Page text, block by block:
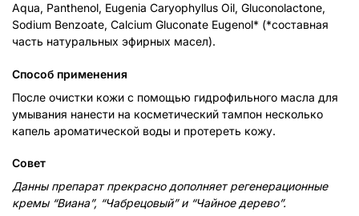
Aqua, Panthenol, Eugenia Caryophyllus Oil, Gluconolactone,
Sodium Benzoate, Calcium Gluconate Eugenol* (*составная
часть натуральных эфирных масел).
Способ применения
После очистки кожи с помощью гидрофильного масла для
умывания нанести на косметический тампон несколько
капель ароматической воды и протереть кожу.
Совет
Данны препарат прекрасно дополняет регенерационные
кремы “Виана”, “Чабрецовый” и “Чайное дерево”.